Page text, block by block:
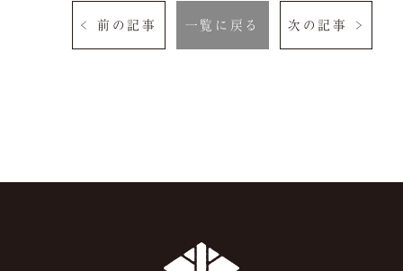
ー
< 前の記事 一覧に戻る 次の記事 >